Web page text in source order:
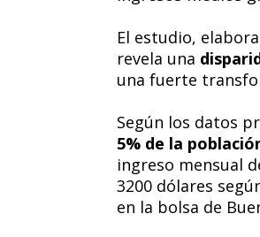
El estudio,
revela una
una fuerte
Según los datos
5% de la
ingreso mensual
3200 dólares
en la bolsa de